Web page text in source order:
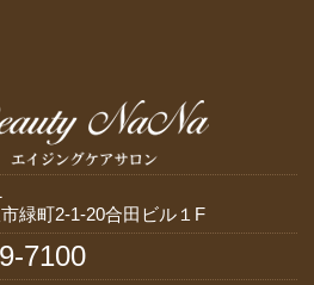
緑町2-1-20合田ビル１F
7100